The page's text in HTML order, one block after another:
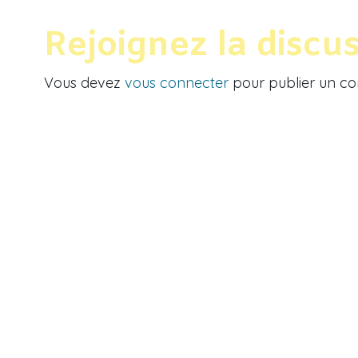
Rejoignez la
Vous devez vous connecter pour publier un